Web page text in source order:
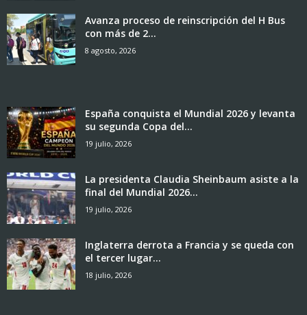
Avanza proceso de reinscripción del H Bus
con más de 2...
8 agosto, 2026
España conquista el Mundial 2026 y levanta
su segunda Copa del...
19 julio, 2026
La presidenta Claudia Sheinbaum asiste a la
final del Mundial 2026...
19 julio, 2026
Inglaterra derrota a Francia y se queda con
el tercer lugar...
18 julio, 2026